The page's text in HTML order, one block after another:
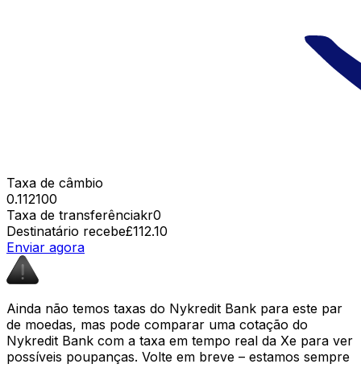
Taxa de câmbio
0.112100
Taxa de transferênciakr0
Destinatário recebe£112.10
Enviar agora
Ainda não temos taxas do Nykredit Bank para este par
de moedas, mas pode comparar uma cotação do
Nykredit Bank com a taxa em tempo real da Xe para ver
possíveis poupanças. Volte em breve – estamos sempre